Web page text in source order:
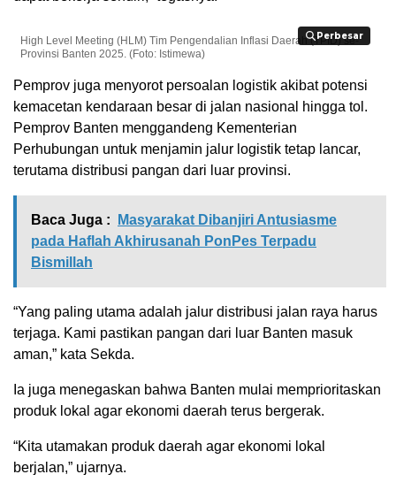
Perbesar
Perbesar
High Level Meeting (HLM) Tim Pengendalian Inflasi Daerah (TPID) se-
Provinsi Banten 2025. (Foto: Istimewa)
Pemprov juga menyorot persoalan logistik akibat potensi
kemacetan kendaraan besar di jalan nasional hingga tol.
Pemprov Banten menggandeng Kementerian
Perhubungan untuk menjamin jalur logistik tetap lancar,
terutama distribusi pangan dari luar provinsi.
Baca Juga :
Masyarakat Dibanjiri Antusiasme
pada Haflah Akhirusanah PonPes Terpadu
Bismillah
“Yang paling utama adalah jalur distribusi jalan raya harus
terjaga. Kami pastikan pangan dari luar Banten masuk
aman,” kata Sekda.
Ia juga menegaskan bahwa Banten mulai memprioritaskan
produk lokal agar ekonomi daerah terus bergerak.
“Kita utamakan produk daerah agar ekonomi lokal
berjalan,” ujarnya.